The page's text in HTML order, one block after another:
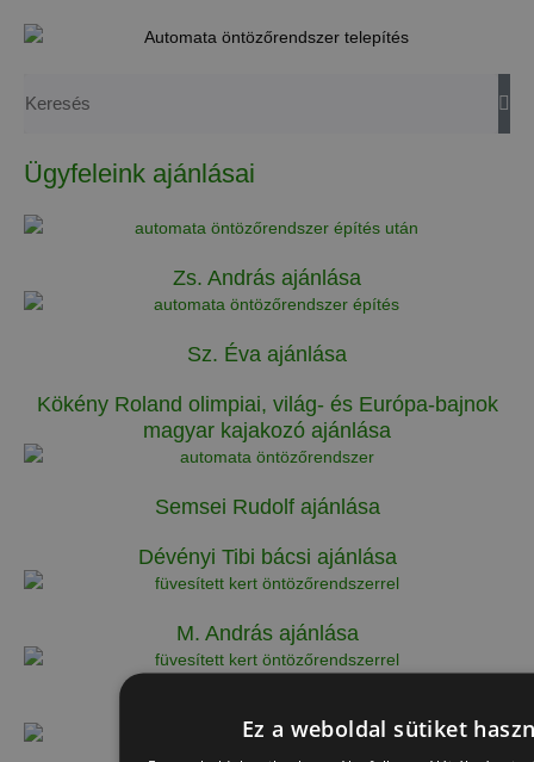
Ügyfeleink ajánlásai
Zs. András ajánlása
Sz. Éva ajánlása
Kökény Roland olimpiai, világ- és Európa-bajnok
magyar kajakozó ajánlása
Semsei Rudolf ajánlása
Dévényi Tibi bácsi ajánlása
M. András ajánlása
Ez a weboldal sütiket